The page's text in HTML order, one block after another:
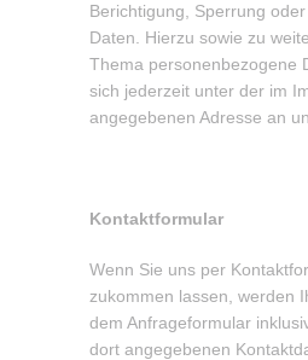
Berichtigung, Sperrung
Daten. Hierzu sowie zu
Thema personenbezogene
sich jederzeit unter der im
angegebenen Adresse an
Kontaktformular
Wenn Sie uns per
zukommen lassen, werden
dem Anfrageformular
dort angegebenen